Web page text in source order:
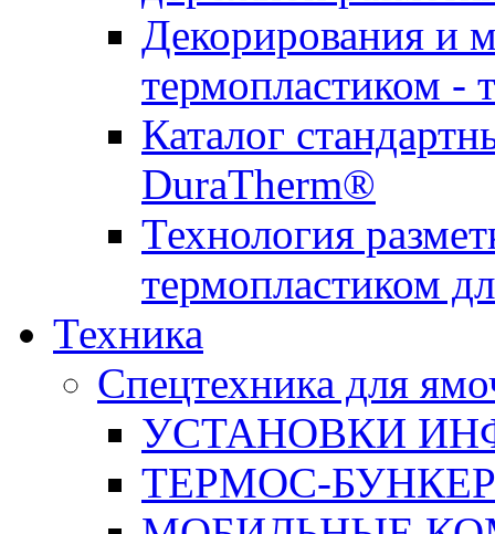
Декорирования и
термопластиком -
Каталог
DuraTherm®
Технология
термопластиком
Техника
Спецтехника для
УСТАНОВКИ
ТЕРМОС-